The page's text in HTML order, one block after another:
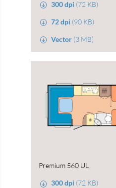
300 dpi (72 KB)
72 dpi (90 KB)
Vector(3 MB)
Premium 560 UL
300 dpi (72 KB)